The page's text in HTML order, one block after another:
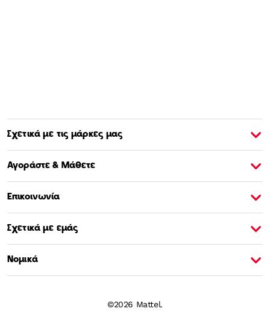
Σχετικά με τις μάρκες μας
Αγοράστε & Μάθετε
Επικοινωνία
Σχετικά με εμάς
Νομικά
©2026 Mattel.